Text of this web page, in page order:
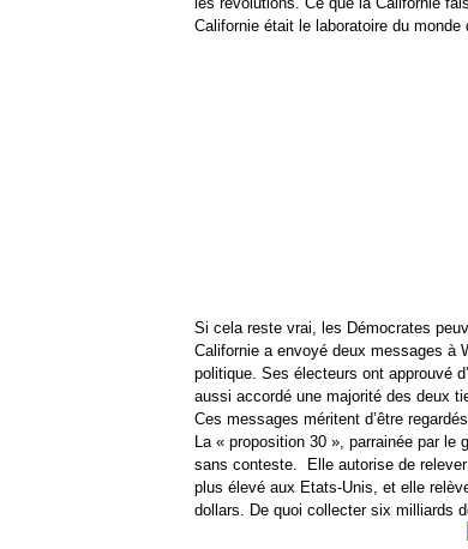
Californie était le laboratoire du monde
Si cela reste vrai, les Démocrates
Californie a envoyé deux messages à
politique. Ses électeurs ont approuvé
aussi accordé une majorité des deux
Ces messages méritent d’être
La « proposition 30 », parrainée par
sans conteste. Elle autorise de
plus élevé aux Etats-Unis, et elle
dollars. De quoi collecter six milliards